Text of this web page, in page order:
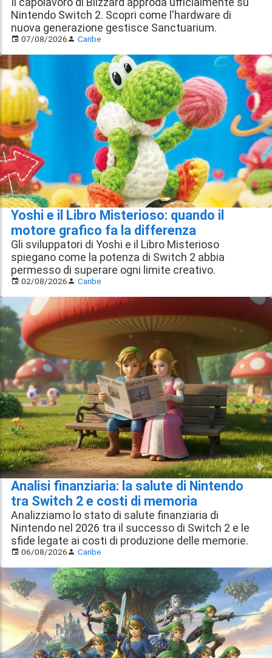
Nintendo Switch 2. Scopri come l'hardware di
nuova generazione gestisce Sanctuarium.
07/08/2026 Caribe
Yoshi e il Libro Misterioso: quando il
motore grafico fa la differenza
Gli sviluppatori di Yoshi e il Libro Misterioso
spiegano come la potenza di Switch 2 abbia
permesso di superare ogni limite creativo.
02/08/2026 Caribe
Analisi finanziaria: la salute di Nintendo
tra Switch 2 e costi di memoria
Analizziamo lo stato di salute finanziaria di
Nintendo nel 2026 tra il successo di Switch 2 e le
sfide legate ai costi di produzione delle memorie.
06/08/2026 Caribe